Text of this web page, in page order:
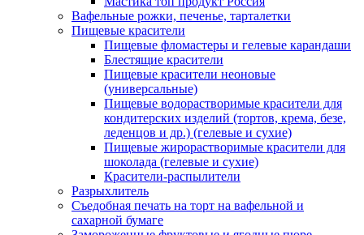
Вафельные рожки, печенье, тарталетки
Пищевые красители
Пищевые фломастеры и гелевые карандаши
Блестящие красители
Пищевые красители неоновые
(универсальные)
Пищевые водорастворимые красители для
кондитерских изделий (тортов, крема, безе,
леденцов и др.) (гелевые и сухие)
Пищевые жирорастворимые красители для
шоколада (гелевые и сухие)
Красители-распылители
Разрыхлитель
Съедобная печать на торт на вафельной и
сахарной бумаге